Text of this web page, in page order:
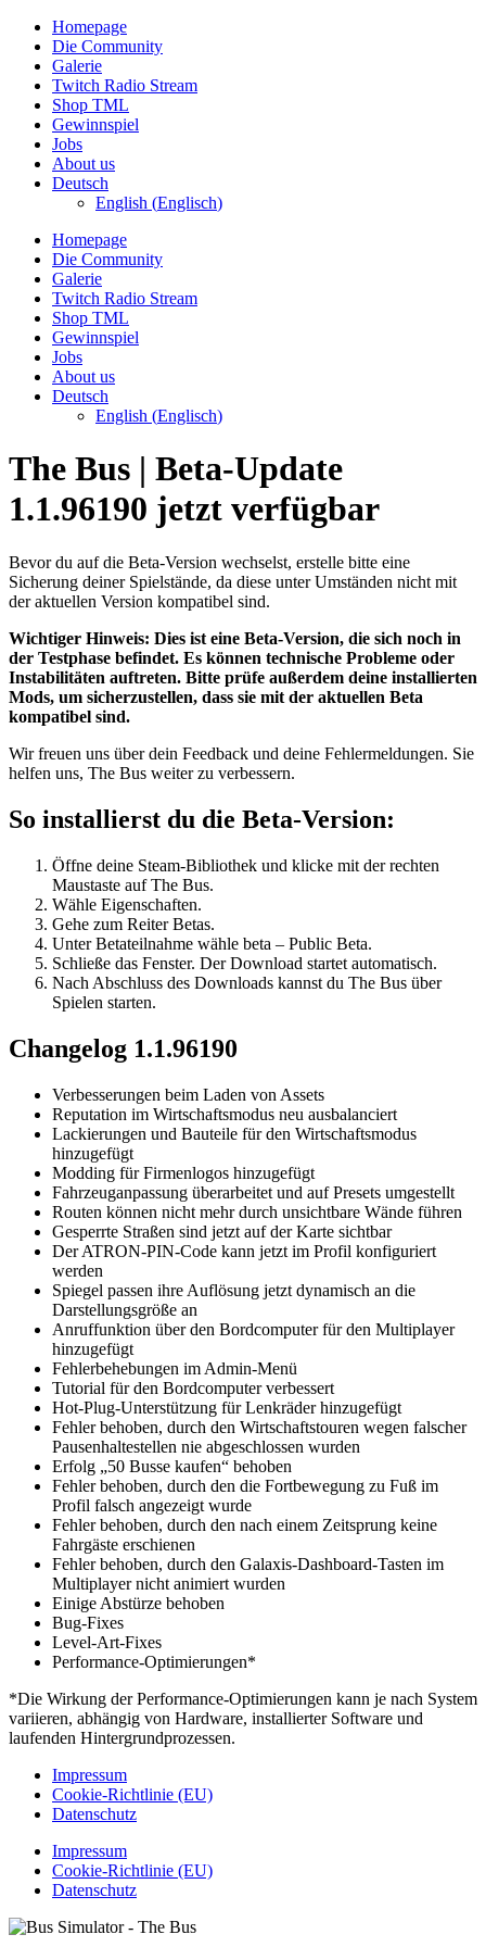
Zum
Inhalt
wechseln
Homepage
Die Community
Galerie
Twitch Radio Stream
Shop TML
Gewinnspiel
Jobs
About us
Deutsch
English (Englisch)
Homepage
Die Community
Galerie
Twitch Radio Stream
Shop TML
Gewinnspiel
Jobs
About us
Deutsch
English (Englisch)
The Bus | Beta-Update
1.1.96190 jetzt verfügbar
Bevor du auf die Beta-Version wechselst, erstelle bitte eine
Sicherung deiner Spielstände, da diese unter Umständen nicht mit
der aktuellen Version kompatibel sind.
Wichtiger Hinweis: Dies ist eine Beta-Version, die sich noch in
der Testphase befindet. Es können technische Probleme oder
Instabilitäten auftreten. Bitte prüfe außerdem deine installierten
Mods, um sicherzustellen, dass sie mit der aktuellen Beta
kompatibel sind.
Wir freuen uns über dein Feedback und deine Fehlermeldungen. Sie
helfen uns, The Bus weiter zu verbessern.
So installierst du die Beta-Version:
Öffne deine Steam-Bibliothek und klicke mit der rechten
Maustaste auf The Bus.
Wähle Eigenschaften.
Gehe zum Reiter Betas.
Unter Betateilnahme wähle beta – Public Beta.
Schließe das Fenster. Der Download startet automatisch.
Nach Abschluss des Downloads kannst du The Bus über
Spielen starten.
Changelog 1.1.96190
Verbesserungen beim Laden von Assets
Reputation im Wirtschaftsmodus neu ausbalanciert
Lackierungen und Bauteile für den Wirtschaftsmodus
hinzugefügt
Modding für Firmenlogos hinzugefügt
Fahrzeuganpassung überarbeitet und auf Presets umgestellt
Routen können nicht mehr durch unsichtbare Wände führen
Gesperrte Straßen sind jetzt auf der Karte sichtbar
Der ATRON-PIN-Code kann jetzt im Profil konfiguriert
werden
Spiegel passen ihre Auflösung jetzt dynamisch an die
Darstellungsgröße an
Anruffunktion über den Bordcomputer für den Multiplayer
hinzugefügt
Fehlerbehebungen im Admin-Menü
Tutorial für den Bordcomputer verbessert
Hot-Plug-Unterstützung für Lenkräder hinzugefügt
Fehler behoben, durch den Wirtschaftstouren wegen falscher
Pausenhaltestellen nie abgeschlossen wurden
Erfolg „50 Busse kaufen“ behoben
Fehler behoben, durch den die Fortbewegung zu Fuß im
Profil falsch angezeigt wurde
Fehler behoben, durch den nach einem Zeitsprung keine
Fahrgäste erschienen
Fehler behoben, durch den Galaxis-Dashboard-Tasten im
Multiplayer nicht animiert wurden
Einige Abstürze behoben
Bug-Fixes
Level-Art-Fixes
Performance-Optimierungen*
*Die Wirkung der Performance-Optimierungen kann je nach System
variieren, abhängig von Hardware, installierter Software und
laufenden Hintergrundprozessen.
Impressum
Cookie-Richtlinie (EU)
Datenschutz
Impressum
Cookie-Richtlinie (EU)
Datenschutz